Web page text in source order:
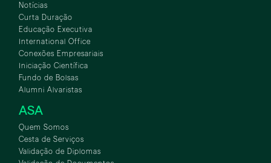
Notícias
Curta Duração
Educação Executiva
International Office
Conexões Empresariais
Iniciação Científica
Fundo de Bolsas
Alumni Alvaristas
ASA
Quem Somos
Cesta de Serviços
Validação de Diplomas